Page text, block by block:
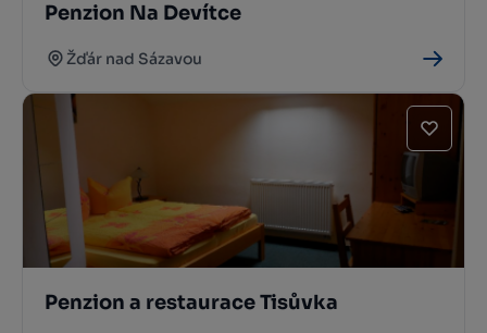
Penzion Na Devítce
Žďár nad Sázavou
Penzion a restaurace Tisůvka